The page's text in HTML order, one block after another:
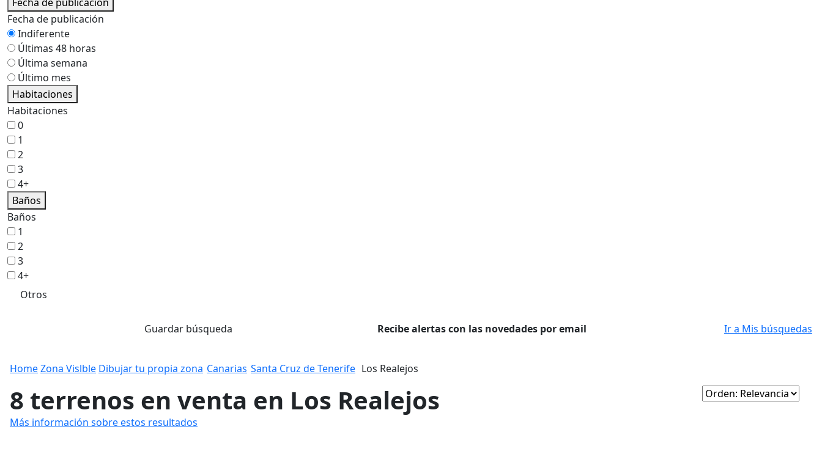
Fecha de publicación
Indiferente
Últimas 48 horas
Última semana
Último mes
Habitaciones
Habitaciones
0
1
2
3
4+
Baños
Baños
1
2
3
4+
Otros
Guardar búsqueda Recibe alertas con las novedades por email Ir a Mis búsquedas
HomeZona Vislble Dibujar tu propia zona Canarias Santa Cruz de Tenerife Los Realejos
8 terrenos en venta en Los Realejos
Más información sobre estos resultados